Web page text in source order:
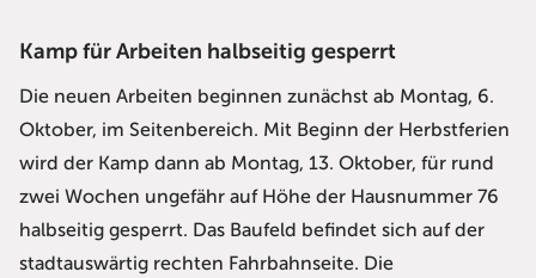
Kamp für Arbeiten halbseitig gesperrt
Die neuen Arbeiten beginnen zunächst ab Montag, 6.
Oktober, im Seitenbereich. Mit Beginn der Herbstferien
wird der Kamp dann ab Montag, 13. Oktober, für rund
zwei Wochen ungefähr auf Höhe der Hausnummer 76
halbseitig gesperrt. Das Baufeld befindet sich auf der
stadtauswärtig rechten Fahrbahnseite. Die